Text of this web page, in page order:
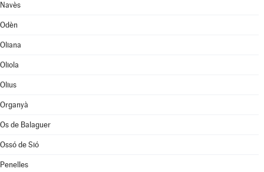
Navès
Odèn
Oliana
Oliola
Olius
Organyà
Os de Balaguer
Ossó de Sió
Penelles